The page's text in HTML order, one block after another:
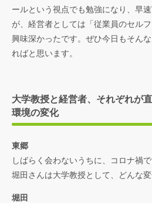
ールという視点でも勉強になり、早
が、経営者としては「従業員のセル
興味深かったです。ぜひ今日もそん
ればと思います。
大学教授と経営者、それぞれが
環境の変化
東郷
しばらく会わないうちに、コロナ禍
堀田さんは大学教授として、どんな
堀田